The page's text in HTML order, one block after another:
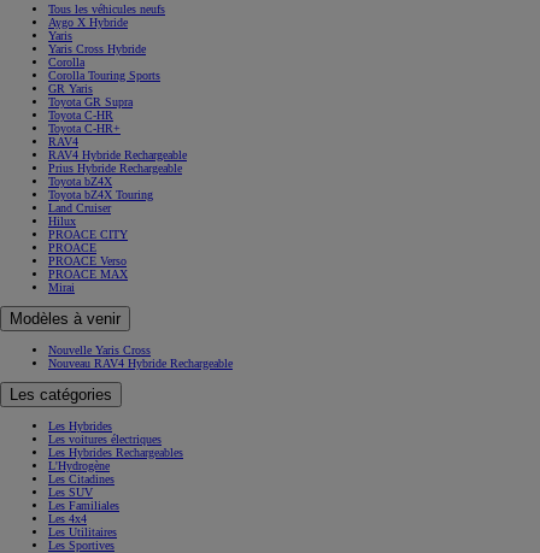
Tous les véhicules neufs
Aygo X Hybride
Yaris
Yaris Cross Hybride
Corolla
Corolla Touring Sports
GR Yaris
Toyota GR Supra
Toyota C-HR
Toyota C-HR+
RAV4
RAV4 Hybride Rechargeable
Prius Hybride Rechargeable
Toyota bZ4X
Toyota bZ4X Touring
Land Cruiser
Hilux
PROACE CITY
PROACE
PROACE Verso
PROACE MAX
Mirai
Modèles à venir
Nouvelle Yaris Cross
Nouveau RAV4 Hybride Rechargeable
Les catégories
Les Hybrides
Les voitures électriques
Les Hybrides Rechargeables
L'Hydrogène
Les Citadines
Les SUV
Les Familiales
Les 4x4
Les Utilitaires
Les Sportives